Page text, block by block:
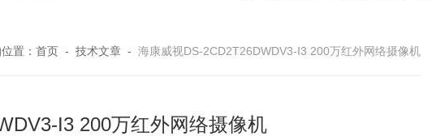
置： 首页 - 技术文章 - 海康威视DS-2CD2T26DWDV3-I3 200万红外网络摄像机
I3 200万红外网络摄像机